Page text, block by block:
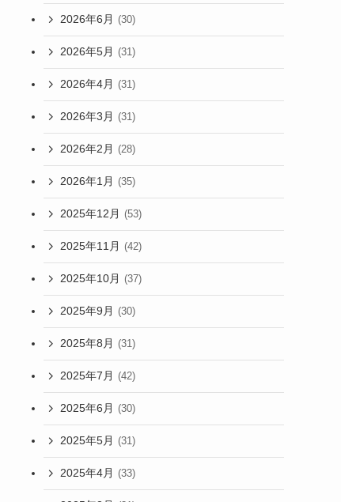
2026年6月 (30)
2026年5月 (31)
2026年4月 (31)
2026年3月 (31)
2026年2月 (28)
2026年1月 (35)
2025年12月 (53)
2025年11月 (42)
2025年10月 (37)
2025年9月 (30)
2025年8月 (31)
2025年7月 (42)
2025年6月 (30)
2025年5月 (31)
2025年4月 (33)